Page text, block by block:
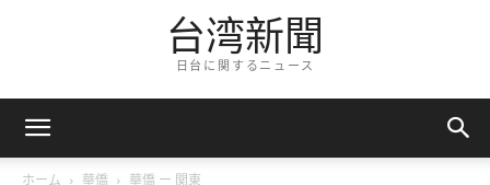
台湾新聞
日台に関するニュース
ホーム 華僑 華僑 ー 関東